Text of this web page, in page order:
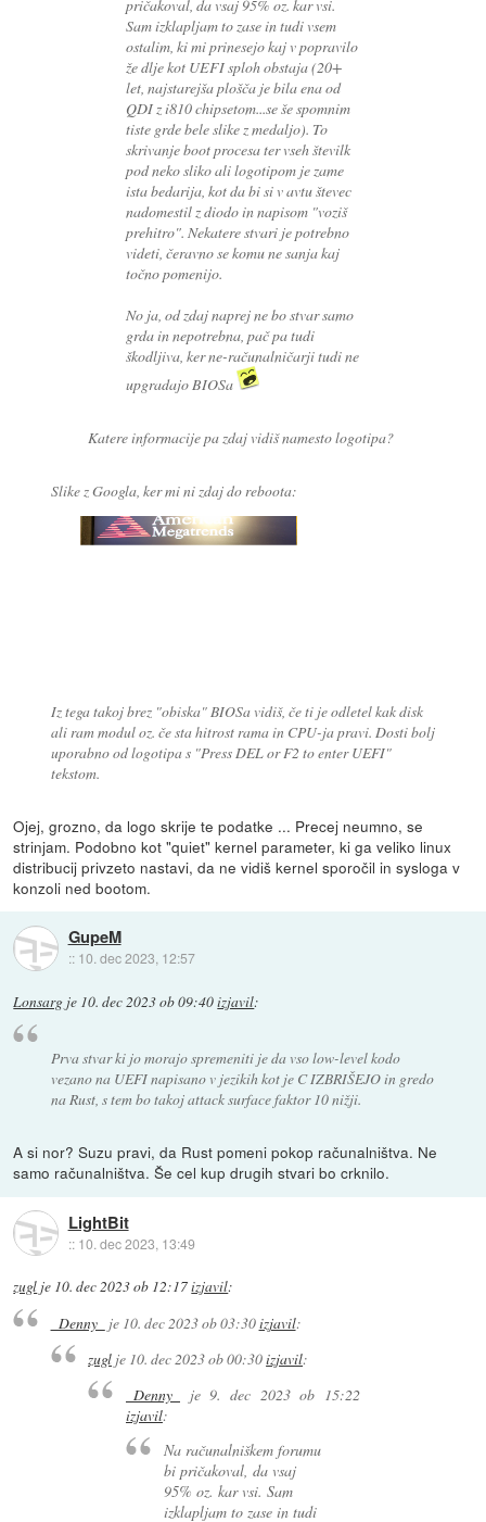
pričakoval, da vsaj 95% oz. kar vsi.
Sam izklapljam to zase in tudi vsem
ostalim, ki mi prinesejo kaj v popravilo
že dlje kot UEFI sploh obstaja (20+
let, najstarejša plošča je bila ena od
QDI z i810 chipsetom...se še spomnim
tiste grde bele slike z medaljo). To
skrivanje boot procesa ter vseh številk
pod neko sliko ali logotipom je zame
ista bedarija, kot da bi si v avtu števec
nadomestil z diodo in napisom "voziš
prehitro". Nekatere stvari je potrebno
videti, čeravno se komu ne sanja kaj
točno pomenijo.
No ja, od zdaj naprej ne bo stvar samo
grda in nepotrebna, pač pa tudi
škodljiva, ker ne-računalničarji tudi ne
upgradajo BIOSa
Katere informacije pa zdaj vidiš namesto logotipa?
Slike z Googla, ker mi ni zdaj do reboota:
Iz tega takoj brez "obiska" BIOSa vidiš, če ti je odletel kak disk
ali ram modul oz. če sta hitrost rama in CPU-ja pravi. Dosti bolj
uporabno od logotipa s "Press DEL or F2 to enter UEFI"
tekstom.
Ojej, grozno, da logo skrije te podatke ... Precej neumno, se
strinjam. Podobno kot "quiet" kernel parameter, ki ga veliko linux
distribucij privzeto nastavi, da ne vidiš kernel sporočil in sysloga v
konzoli ned bootom.
GupeM
:: 10. dec 2023, 12:57
Lonsarg je 10. dec 2023 ob 09:40izjavil:
Prva stvar ki jo morajo spremeniti je da vso low-level kodo
vezano na UEFI napisano v jezikih kot je C IZBRIŠEJO in gredo
na Rust, s tem bo takoj attack surface faktor 10 nižji.
A si nor? Suzu pravi, da Rust pomeni pokop računalništva. Ne
samo računalništva. Še cel kup drugih stvari bo crknilo.
LightBit
:: 10. dec 2023, 13:49
zugl je 10. dec 2023 ob 12:17izjavil:
_Denny_ je 10. dec 2023 ob 03:30izjavil:
zugl je 10. dec 2023 ob 00:30izjavil:
_Denny_
je 9. dec 2023 ob 15:22
izjavil:
Na računalniškem forumu
bi pričakoval, da vsaj
95% oz. kar vsi. Sam
izklapljam to zase in tudi